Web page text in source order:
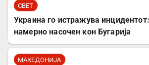
СВЕТ
Украина го истражува
намерно насочен кон Бугарија
МАКЕДОНИЈА